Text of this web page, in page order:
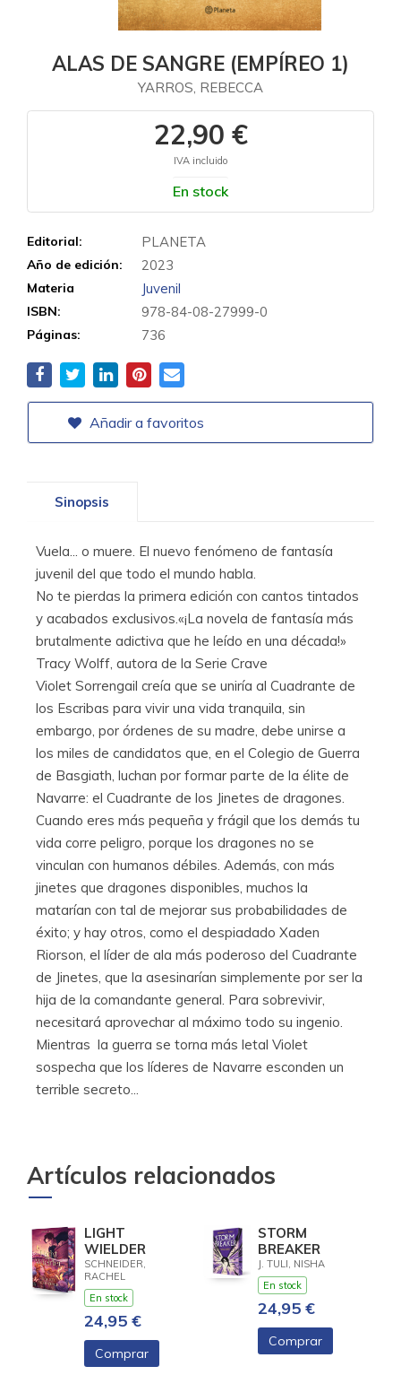
ALAS DE SANGRE (EMPÍREO 1)
YARROS, REBECCA
22,90 €
IVA incluido
En stock
Editorial: PLANETA
Año de edición: 2023
Materia Juvenil
ISBN: 978-84-08-27999-0
Páginas: 736
Añadir a favoritos
Sinopsis
Vuela... o muere. El nuevo fenómeno de fantasía
juvenil del que todo el mundo habla.
No te pierdas la primera edición con cantos tintados
y acabados exclusivos.«¡La novela de fantasía más
brutalmente adictiva que he leído en una década!»
Tracy Wolff, autora de la Serie Crave
Violet Sorrengail creía que se uniría al Cuadrante de
los Escribas para vivir una vida tranquila, sin
embargo, por órdenes de su madre, debe unirse a
los miles de candidatos que, en el Colegio de Guerra
de Basgiath, luchan por formar parte de la élite de
Navarre: el Cuadrante de los Jinetes de dragones.
Cuando eres más pequeña y frágil que los demás tu
vida corre peligro, porque los dragones no se
vinculan con humanos débiles. Además, con más
jinetes que dragones disponibles, muchos la
matarían con tal de mejorar sus probabilidades de
éxito; y hay otros, como el despiadado Xaden
Riorson, el líder de ala más poderoso del Cuadrante
de Jinetes, que la asesinarían simplemente por ser la
hija de la comandante general. Para sobrevivir,
necesitará aprovechar al máximo todo su ingenio.
Mientras la guerra se torna más letal Violet
sospecha que los líderes de Navarre esconden un
terrible secreto...
Artículos relacionados
LIGHT
WIELDER
SCHNEIDER,
RACHEL
En stock
24,95 €
Comprar
STORM
BREAKER
J. TULI, NISHA
En stock
24,95 €
Comprar